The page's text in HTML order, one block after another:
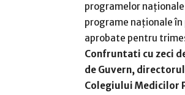
programelor
programe naționale
aprobate pentru
Confruntati cu zeci
de Guvern,
Colegiului Medicilor